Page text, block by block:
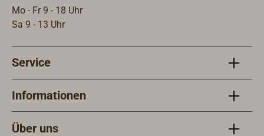
Mo - Fr 9 - 18 Uhr
Sa 9 - 13 Uhr
Service
Informationen
Über uns